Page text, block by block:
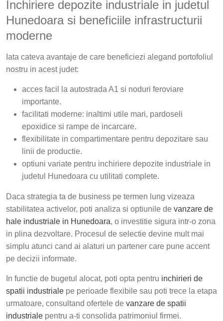
Inchiriere depozite industriale in judetul
Hunedoara si beneficiile infrastructurii
moderne
Iata cateva avantaje de care beneficiezi alegand portofoliul
nostru in acest judet:
acces facil la autostrada A1 si noduri feroviare
importante.
facilitati moderne: inaltimi utile mari, pardoseli
epoxidice si rampe de incarcare.
flexibilitate in compartimentare pentru depozitare sau
linii de productie.
optiuni variate pentru inchiriere depozite industriale in
judetul Hunedoara cu utilitati complete.
Daca strategia ta de business pe termen lung vizeaza
stabilitatea activelor, poti analiza si optiunile de vanzare de
hale industriale in Hunedoara, o investitie sigura intr-o zona
in plina dezvoltare. Procesul de selectie devine mult mai
simplu atunci cand ai alaturi un partener care pune accent
pe decizii informate.
In functie de bugetul alocat, poti opta pentru inchirieri de
spatii industriale pe perioade flexibile sau poti trece la etapa
urmatoare, consultand ofertele de vanzare de spatii
industriale pentru a-ti consolida patrimoniul firmei.